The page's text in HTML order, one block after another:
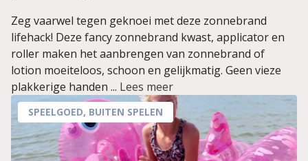
Zeg vaarwel tegen geknoei met deze zonnebrand
lifehack! Deze fancy zonnebrand kwast, applicator en
roller maken het aanbrengen van zonnebrand of
lotion moeiteloos, schoon en gelijkmatig. Geen vieze
plakkerige handen ... Lees meer
SPEELGOED, BUITEN SPELEN